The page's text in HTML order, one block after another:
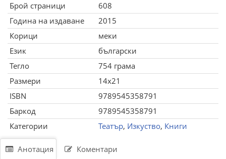
Брой страници
608
Година на издаване
2015
Корици
меки
Език
български
Тегло
754 грама
Размери
14x21
ISBN
9789545358791
Баркод
9789545358791
Категории
Театър, Изкуство, Книги
Анотация Коментари